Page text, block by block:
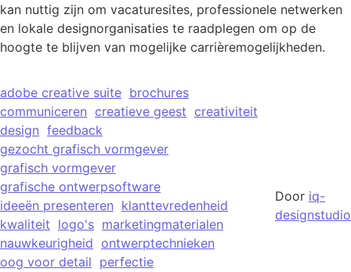
kan nuttig zijn om vacaturesites, professionele netwerken
en lokale designorganisaties te raadplegen om op de
hoogte te blijven van mogelijke carrièremogelijkheden.
adobe creative suite brochures
communiceren creatieve geest creativiteit
design feedback
gezocht grafisch vormgever
grafisch vormgever
grafische ontwerpsoftware
ideeën presenteren klanttevredenheid
kwaliteit logo's marketingmaterialen
nauwkeurigheid ontwerptechnieken
oog voor detail perfectie
Door iq-
designstudio